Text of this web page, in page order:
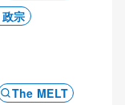
宗
The MELT